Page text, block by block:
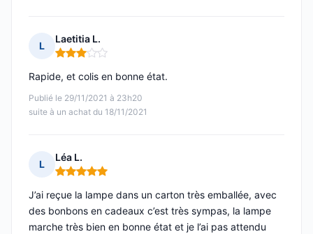
L
Laetitia L.
Note : 3 sur 5
Publié le 29/11/2021 à 23h20
suite à un achat du 18/11/2021
Rapide, et colis en bonne état.
L
Léa L.
Note : 5 sur 5
J’ai reçue la lampe dans un carton très emballée, avec
des bonbons en cadeaux c’est très sympas, la lampe
marche très bien en bonne état et je l’ai pas attendu